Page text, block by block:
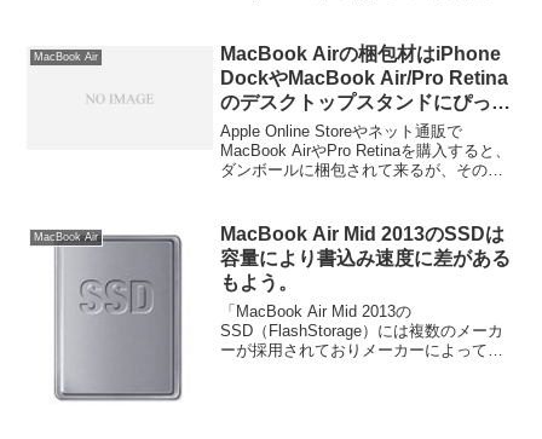
MacBook Air
MacBook Airの梱包材はiPhone
DockやMacBook Air/Pro Retina
のデスクトップスタンドにぴった
り？
Apple Online Storeやネット通販で
MacBook AirやPro Retinaを購入すると、
ダンボールに梱包されて来るが、その梱
にぴったりなのではないかと話題になっ
ているようです。詳細は以下から。
MacBook Air
MacBook Air Mid 2013のSSDは
容量により書込み速度に差がある
もよう。
「MacBook Air Mid 2013の
SSD（FlashStorage）には複数のメーカ
ーが採用されておりメーカーによって